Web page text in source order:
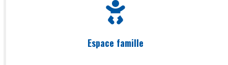
Espace famille